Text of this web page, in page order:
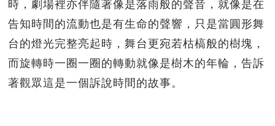
時，劇場裡亦伴隨著像是落雨般的聲音，就像是在
告知時間的流動也是有生命的聲響，只是當圓形舞
台的燈光完整亮起時，舞台更宛若枯槁般的樹塊，
而旋轉時一圈一圈的轉動就像是樹木的年輪，告訴
著觀眾這是一個訴說時間的故事。